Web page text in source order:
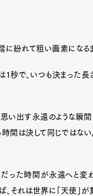
に紛れて粗い画素になるま
秒で、いつも決まった長
い出す永遠のような瞬
時間は決して同じではな
だった時間が永遠へと変
それは世界に「天使」が